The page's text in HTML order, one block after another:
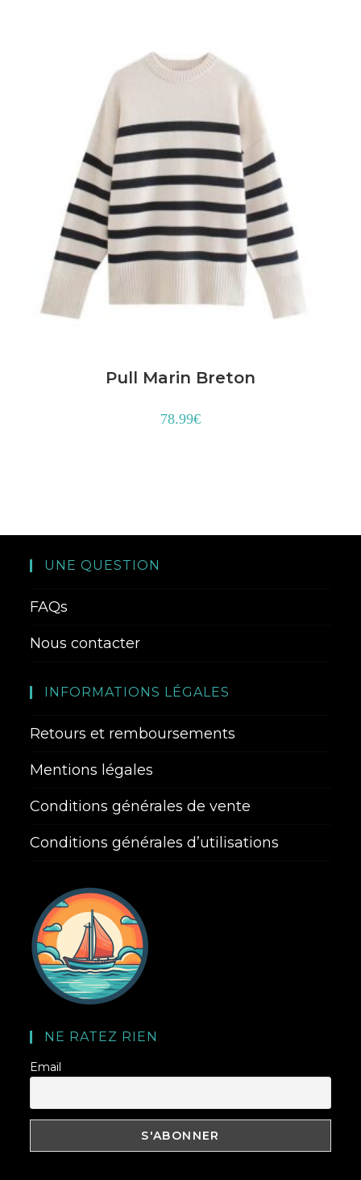
Pull Marin Breton
78.99€
UNE QUESTION
FAQs
Nous contacter
INFORMATIONS LÉGALES
Retours et remboursements
Mentions légales
Conditions générales de vente
Conditions générales d’utilisations
NE RATEZ RIEN
Email